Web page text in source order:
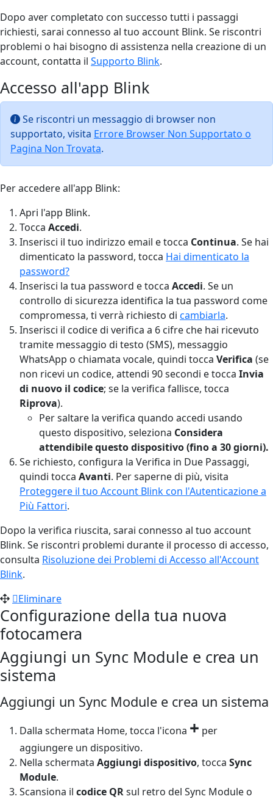
Dopo aver completato con successo tutti i passaggi
richiesti, sarai connesso al tuo account Blink. Se riscontri
problemi o hai bisogno di assistenza nella creazione di un
account, contatta il Supporto Blink.
Accesso all'app Blink
Se riscontri un messaggio di browser non
supportato, visita Errore Browser Non Supportato o
Pagina Non Trovata.
Per accedere all'app Blink:
Apri l'app Blink.
Tocca Accedi.
Inserisci il tuo indirizzo email e tocca Continua. Se hai
dimenticato la password, tocca Hai dimenticato la
password?
Inserisci la tua password e tocca Accedi. Se un
controllo di sicurezza identifica la tua password come
compromessa, ti verrà richiesto di cambiarla.
Inserisci il codice di verifica a 6 cifre che hai ricevuto
tramite messaggio di testo (SMS), messaggio
WhatsApp o chiamata vocale, quindi tocca Verifica (se
non ricevi un codice, attendi 90 secondi e tocca Invia
di nuovo il codice; se la verifica fallisce, tocca
Riprova).
Per saltare la verifica quando accedi usando
questo dispositivo, seleziona Considera
attendibile questo dispositivo (fino a 30 giorni).
Se richiesto, configura la Verifica in Due Passaggi,
quindi tocca Avanti. Per saperne di più, visita
Proteggere il tuo Account Blink con l'Autenticazione a
Più Fattori.
Dopo la verifica riuscita, sarai connesso al tuo account
Blink. Se riscontri problemi durante il processo di accesso,
consulta Risoluzione dei Problemi di Accesso all'Account
Blink.
Eliminare
Configurazione della tua nuova
fotocamera
Aggiungi un Sync Module e crea un
sistema
Aggiungi un Sync Module e crea un sistema
Dalla schermata Home, tocca l'icona + per
aggiungere un dispositivo.
Nella schermata Aggiungi dispositivo, tocca Sync
Module.
Scansiona il codice QRsul retro del Sync Module o